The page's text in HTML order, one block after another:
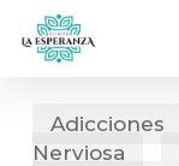
Adicciones
Nerviosa